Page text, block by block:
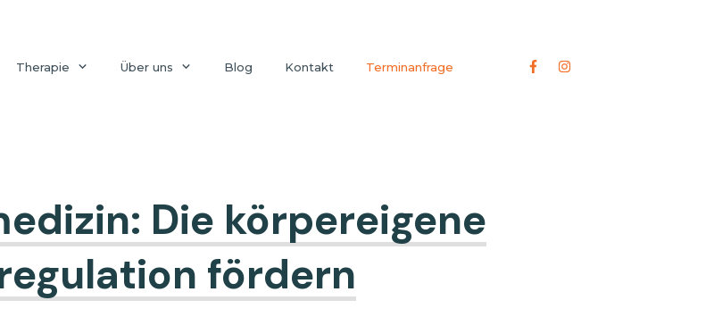
Therapie Über uns Blog Kontakt Terminanfrage
Die körpereigene
fördern